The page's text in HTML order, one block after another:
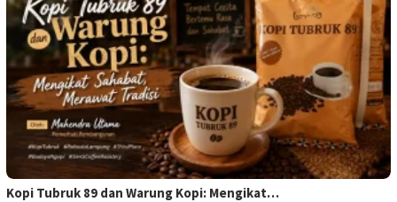
Kopi Tubruk 89 dan Warung Kopi: Mengikat…